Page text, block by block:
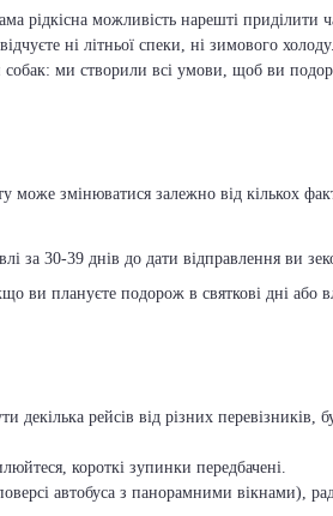
рідкісна можливість нарешті приділити
ні літньої спеки, ні зимового
собак: ми створили всі умови, щоб ви
може змінюватися залежно від кількох
за 30-39 днів до дати відправлення ви
ви плануєте подорож в святкові дні або
рейсів від різних
короткі зупинки передбачені.
автобуса з панорамними вікнами),